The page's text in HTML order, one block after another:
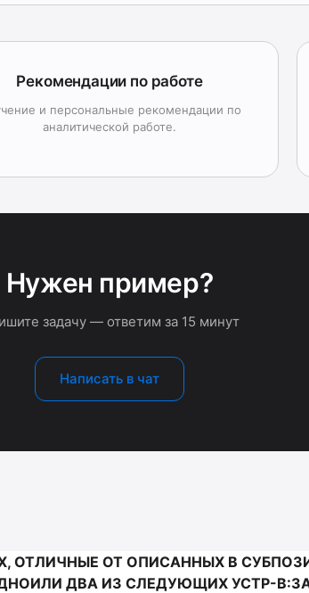
Рекомендации по работе
и персональные рекомендации по
аналитической работе.
Нужен пример?
задачу — ответим за 15 минут
Написать в чат
ОТ ОПИСАННЫХ В
ДВА ИЗ СЛЕДУЮЩИХ УСТР-